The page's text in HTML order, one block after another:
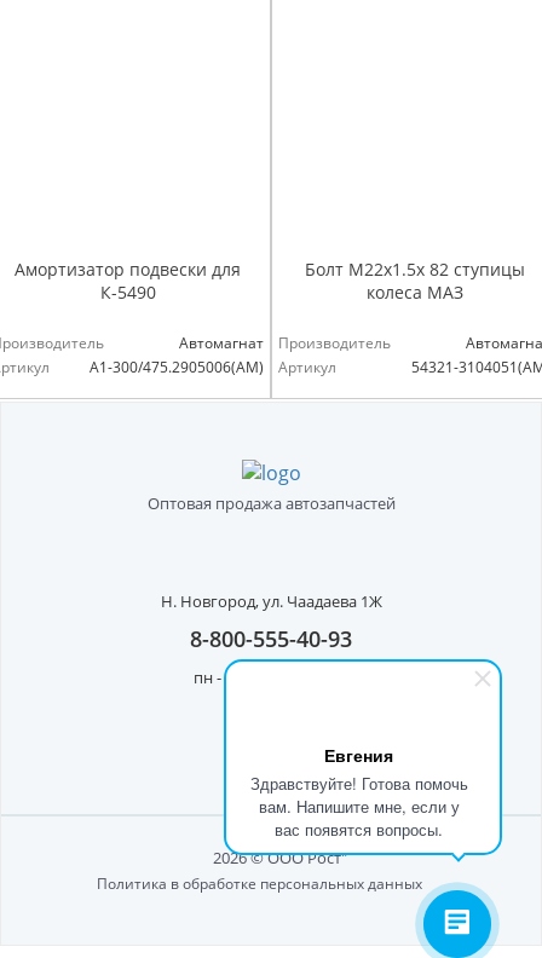
Евгения
Здравствуйте! Готова помочь
вам. Напишите мне, если у
вас появятся вопросы.
Амортизатор подвески для
К-5490
Автомагнат
А1-300/475.2905006(АМ)
Болт М22х1.5х 82 ступицы
колеса МАЗ
Производитель
Артикул
54321-
Оптовая продажа автозапчастей
Н. Новгород,ул. Чаадаева 1Ж
8-800-555-40-93
пн - пт с 8:00 до 17:00
2026 © ООО Рост"
Политика в обработке персональных данных